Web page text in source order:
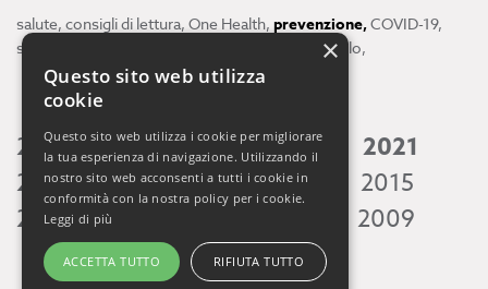
salute, consigli di lettura, One Health, prevenzione,COVID-19,
scienza
cervello,
2026 2025 2024 2023 2022
2021
2020 2019 2018 2017 2016
2015
2014 2013 2009
×
Questo sito web utilizza
cookie
Questo sito web utilizza i cookie per migliorare
la tua esperienza di navigazione. Utilizzando il
nostro sito web acconsenti a tutti i cookie in
conformità con la nostra policy per i cookie.
Leggi di più
ACCETTA TUTTO RIFIUTA TUTTO